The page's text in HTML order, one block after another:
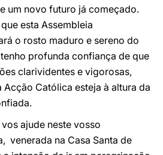
um novo futuro já começado.
esta Assembleia
o rosto maduro e sereno do
profunda confiança de que
clarividentes e vigorosas,
Católica esteja à altura da
ajude neste vosso
venerada na Casa Santa de